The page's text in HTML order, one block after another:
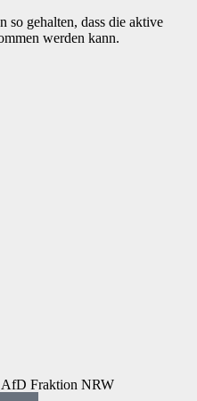
so gehalten, dass die aktive
werden kann.
AfD Fraktion NRW